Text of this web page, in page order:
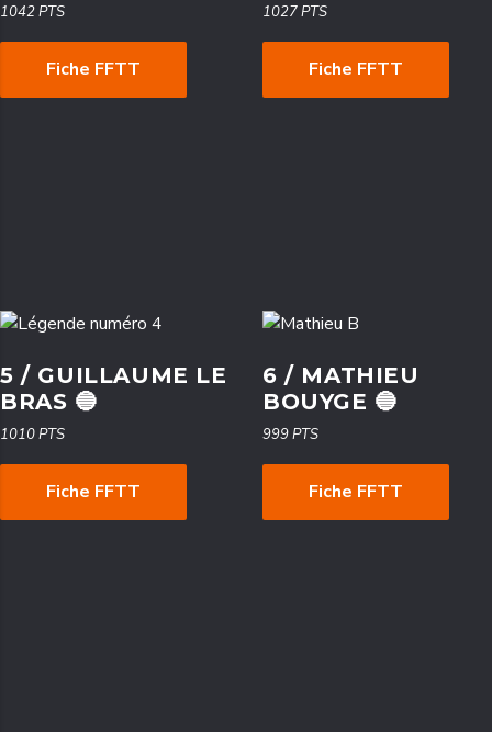
1042 PTS
Fiche FFTT
1027 PTS
Fiche FFTT
5 / GUILLAUME LE
BRAS 🔵
1010 PTS
Fiche FFTT
6 / MATHIEU
BOUYGE 🔵
999 PTS
Fiche FFTT